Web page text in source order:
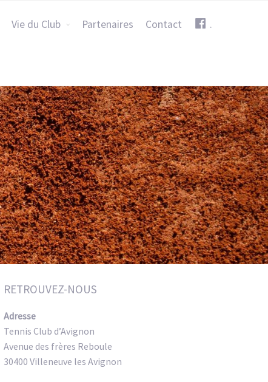
Vie du Club Partenaires Contact .
RETROUVEZ-NOUS
Adresse
Tennis Club d’Avignon
Avenue des frères Reboule
30400 Villeneuve les Avignon